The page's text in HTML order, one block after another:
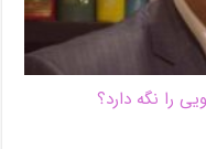
را نگه دارد؟